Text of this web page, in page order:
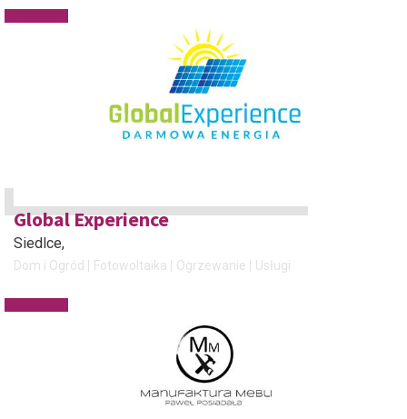
Global Experience
Siedlce,
Dom i Ogród Fotowoltaika Ogrzewanie Usługi